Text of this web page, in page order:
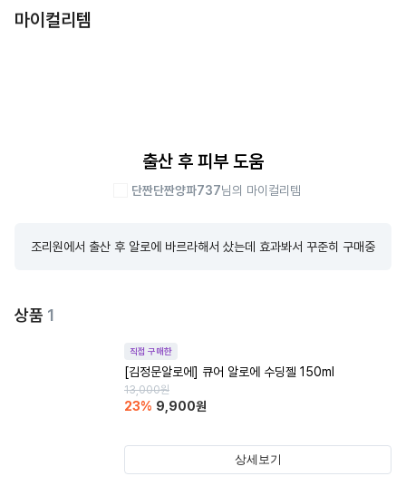
마이컬리템
출산 후 피부 도움
단짠단짠양파737님의 마이컬리템
조리원에서 출산 후 알로에 바르라해서 샀는데 효과봐서 꾸준히 구매중
상품 1
직접 구매한
[김정문알로에] 큐어 알로에 수딩젤 150ml
13,000원
23% 9,900원
상세보기